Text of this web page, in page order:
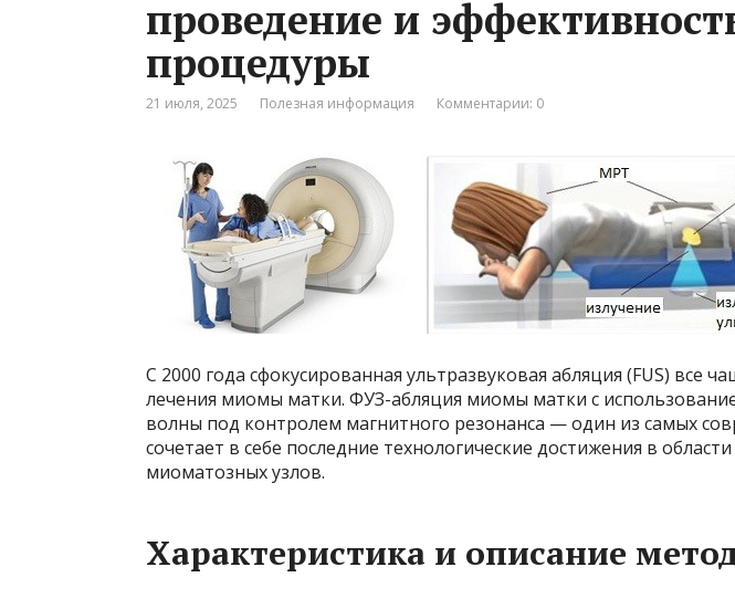
проведение и
процедуры
21 июля, 2025 Полезная информация Комментарии: 0
С 2000 года сфокусированная ультразвуковая абляция (FUS) все
лечения миомы матки. ФУЗ-абляция миомы матки с
волны под контролем магнитного резонанса — один из самых
сочетает в себе последние технологические достижения в
миоматозных узлов.
Характеристика и описание